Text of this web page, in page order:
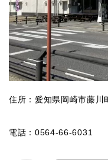
住所：愛知県岡崎市藤川
電話：0564-66-6031